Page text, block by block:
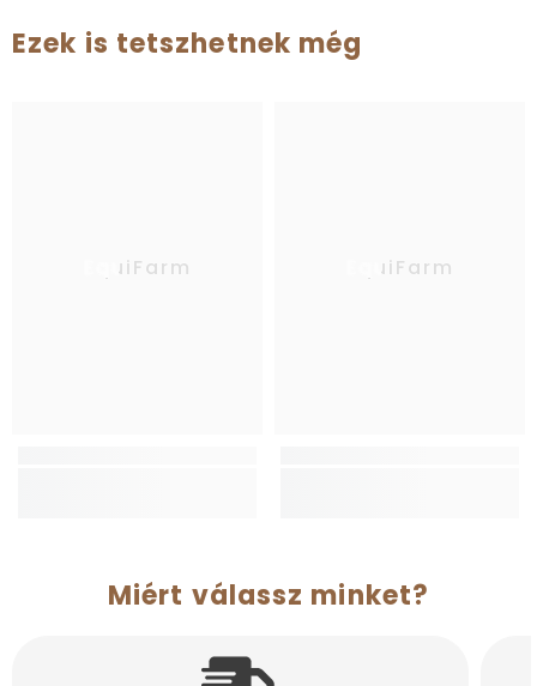
Ezek is tetszhetnek még
EquiFarm EquiFarm
Miért válassz minket?